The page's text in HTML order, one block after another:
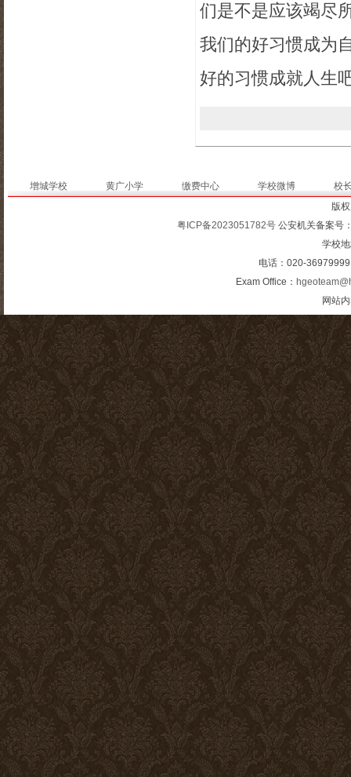
们是不是应该竭尽
我们的好习惯成为
好的习惯成就人生
增城学校 黄广小学 缴费中心 学校微博
校
版
粤ICP备2023051782号 公安机关备案号
学校
电话：020-
Exam Office：
网站